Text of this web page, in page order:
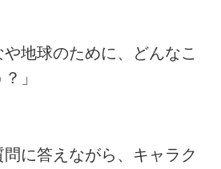
地球のために、どんなこ
」
に答えながら、キャラク